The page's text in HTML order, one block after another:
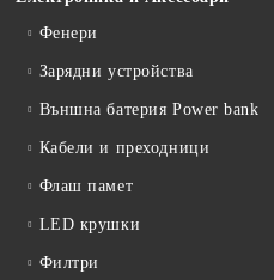
Фенери
Зарядни устройства
Външна батерия Power bank
Кабели и преходници
Флаш памет
LED крушки
Филтри